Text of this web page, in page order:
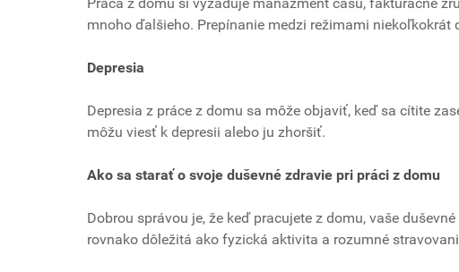
mnoho ďalšieho. Prepínanie medzi režimami niekoľkokrát
Depresia
Depresia z práce z domu sa môže objaviť, keď sa cítite
môžu viesť k depresii alebo ju zhoršiť.
Ako sa starať o svoje duševné zdravie pri práci z domu
Dobrou správou je, že keď pracujete z domu, vaše
rovnako dôležitá ako fyzická aktivita a rozumné